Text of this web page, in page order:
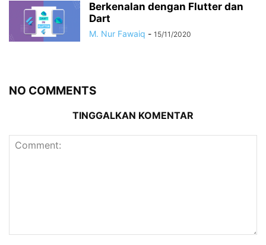
Berkenalan dengan Flutter dan
Dart
M. Nur Fawaiq - 15/11/2020
NO COMMENTS
TINGGALKAN KOMENTAR